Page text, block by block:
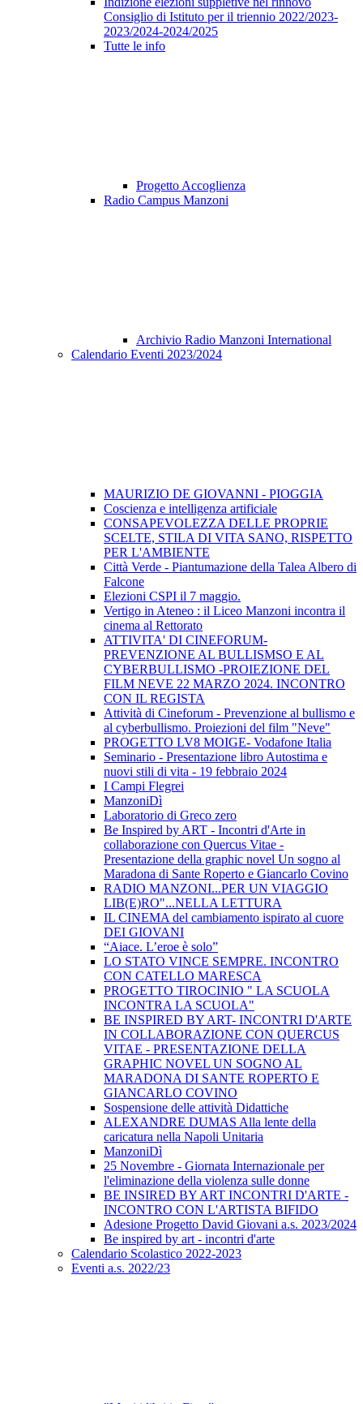
Consiglio di Istituto per il triennio 2022/2023-
2023/2024-2024/2025
Tutte le info
Progetto Accoglienza
Radio Campus Manzoni
Archivio Radio Manzoni International
Calendario Eventi 2023/2024
MAURIZIO DE GIOVANNI - PIOGGIA
Coscienza e intelligenza artificiale
CONSAPEVOLEZZA DELLE PROPRIE
SCELTE, STILA DI VITA SANO, RISPETTO
PER L'AMBIENTE
Città Verde - Piantumazione della Talea Albero di
Falcone
Elezioni CSPI il 7 maggio.
Vertigo in Ateneo : il Liceo Manzoni incontra il
cinema al Rettorato
ATTIVITA' DI CINEFORUM-
PREVENZIONE AL BULLISMSO E AL
CYBERBULLISMO -PROIEZIONE DEL
FILM NEVE 22 MARZO 2024. INCONTRO
CON IL REGISTA
Attività di Cineforum - Prevenzione al bullismo e
al cyberbullismo. Proiezioni del film "Neve"
PROGETTO LV8 MOIGE- Vodafone Italia
Seminario - Presentazione libro Autostima e
nuovi stili di vita - 19 febbraio 2024
I Campi Flegrei
ManzoniDì
Laboratorio di Greco zero
Be Inspired by ART - Incontri d'Arte in
collaborazione con Quercus Vitae -
Presentazione della graphic novel Un sogno al
Maradona di Sante Roperto e Giancarlo Covino
RADIO MANZONI...PER UN VIAGGIO
LIB(E)RO"...NELLA LETTURA
IL CINEMA del cambiamento ispirato al cuore
DEI GIOVANI
“Aiace. L’eroe è solo”
LO STATO VINCE SEMPRE. INCONTRO
CON CATELLO MARESCA
PROGETTO TIROCINIO " LA SCUOLA
INCONTRA LA SCUOLA"
BE INSPIRED BY ART- INCONTRI D'ARTE
IN COLLABORAZIONE CON QUERCUS
VITAE - PRESENTAZIONE DELLA
GRAPHIC NOVEL UN SOGNO AL
MARADONA DI SANTE ROPERTO E
GIANCARLO COVINO
Sospensione delle attività Didattiche
ALEXANDRE DUMAS Alla lente della
caricatura nella Napoli Unitaria
ManzoniDì
25 Novembre - Giornata Internazionale per
l'eliminazione della violenza sulle donne
BE INSIRED BY ART INCONTRI D'ARTE -
INCONTRO CON L'ARTISTA BIFIDO
Adesione Progetto David Giovani a.s. 2023/2024
Be inspired by art - incontri d'arte
Calendario Scolastico 2022-2023
Eventi a.s. 2022/23